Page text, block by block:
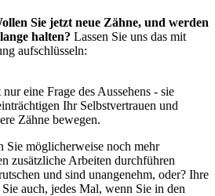
Sie jetzt neue Zähne, und werden
halten? Lassen Sie uns das mit
aufschlüsseln:
eine Frage des Aussehens - sie
Ihr Selbstvertrauen und
Zähne bewegen.
Sie möglicherweise noch mehr
zusätzliche Arbeiten durchführen
und sind unangenehm, oder? Ihre
auch, jedes Mal, wenn Sie in den